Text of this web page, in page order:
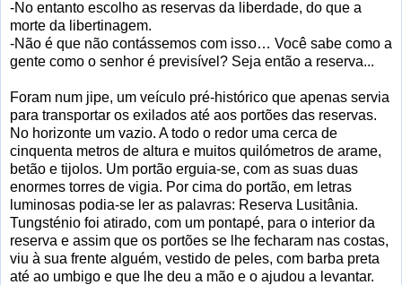
-No entanto escolho as reservas da liberdade, do que a
morte da libertinagem.
-Não é que não contássemos com isso… Você sabe como a
gente como o senhor é previsível? Seja então a reserva...
Foram num jipe, um veículo pré-histórico que apenas servia
para transportar os exilados até aos portões das reservas.
No horizonte um vazio. A todo o redor uma cerca de
cinquenta metros de altura e muitos quilómetros de arame,
betão e tijolos. Um portão erguia-se, com as suas duas
enormes torres de vigia. Por cima do portão, em letras
luminosas podia-se ler as palavras: Reserva Lusitânia.
Tungsténio foi atirado, com um pontapé, para o interior da
reserva e assim que os portões se lhe fecharam nas costas,
viu à sua frente alguém, vestido de peles, com barba preta
até ao umbigo e que lhe deu a mão e o ajudou a levantar.